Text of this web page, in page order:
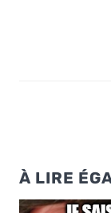
À LIRE